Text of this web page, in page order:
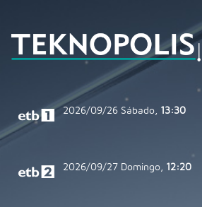
2026/09/26 Sábado, 13:30
2026/09/27 Domingo, 12:20